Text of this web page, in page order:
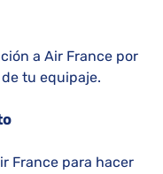
a Air France por
tu equipaje.
France para hacer